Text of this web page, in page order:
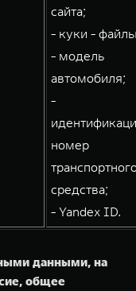
сайта;
- куки -
- модель
автомобиля;
-
номер
средства;
- Yandex ID.
данными, на
общее